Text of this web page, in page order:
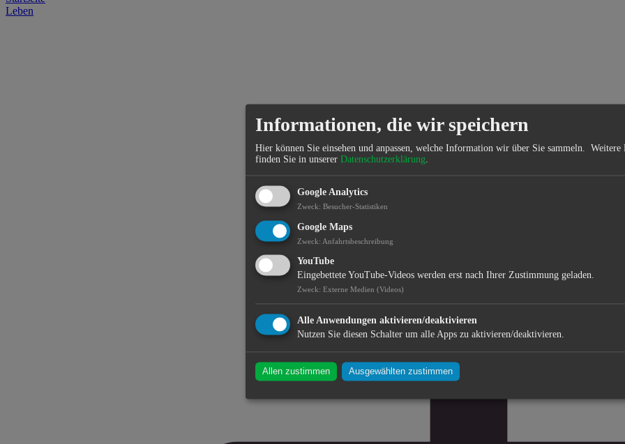
Leben
Informationen, die wir speichern
Hier können Sie einsehen und anpassen, welche Information wir über Sie sammeln. Weitere
finden Sie in unserer Datenschutzerklärung.
Google Analytics
Zweck: Besucher-Statistiken
Google Maps
Zweck: Anfahrtsbeschreibung
YouTube
Eingebettete YouTube-Videos werden erst nach Ihrer Zustimmung geladen.
Zweck: Externe Medien (Videos)
Alle Anwendungen aktivieren/deaktivieren
Nutzen Sie diesen Schalter um alle Apps zu aktivieren/deaktivieren.
Allen zustimmen Ausgewählten zustimmen